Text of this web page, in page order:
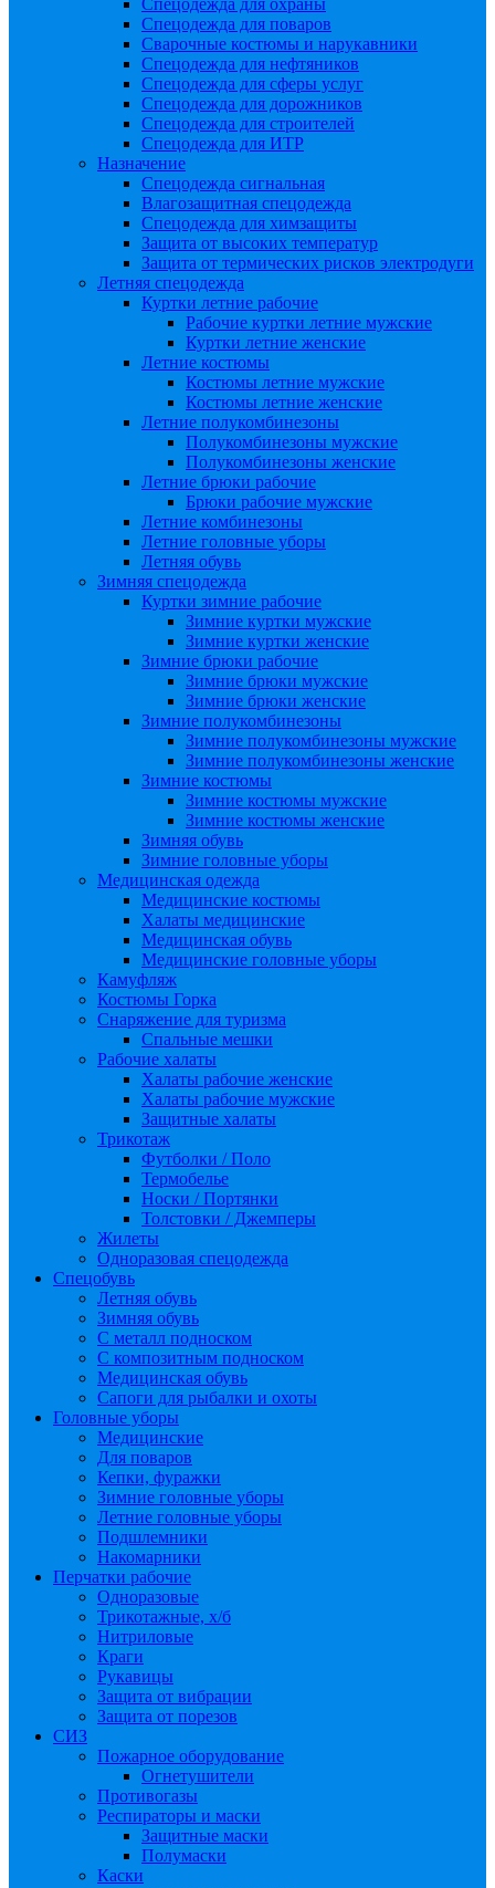
Спецодежда для охраны
Спецодежда для поваров
Сварочные костюмы и нарукавники
Спецодежда для нефтяников
Спецодежда для сферы услуг
Спецодежда для дорожников
Спецодежда для строителей
Спецодежда для ИТР
Назначение
Спецодежда сигнальная
Влагозащитная спецодежда
Спецодежда для химзащиты
Защита от высоких температур
Защита от термических рисков электродуги
Летняя спецодежда
Куртки летние рабочие
Рабочие куртки летние мужские
Куртки летние женские
Летние костюмы
Костюмы летние мужские
Костюмы летние женские
Летние полукомбинезоны
Полукомбинезоны мужские
Полукомбинезоны женские
Летние брюки рабочие
Брюки рабочие мужские
Летние комбинезоны
Летние головные уборы
Летняя обувь
Зимняя спецодежда
Куртки зимние рабочие
Зимние куртки мужские
Зимние куртки женские
Зимние брюки рабочие
Зимние брюки мужские
Зимние брюки женские
Зимние полукомбинезоны
Зимние полукомбинезоны мужские
Зимние полукомбинезоны женские
Зимние костюмы
Зимние костюмы мужские
Зимние костюмы женские
Зимняя обувь
Зимние головные уборы
Медицинская одежда
Медицинские костюмы
Халаты медицинские
Медицинская обувь
Медицинские головные уборы
Камуфляж
Костюмы Горка
Снаряжение для туризма
Спальные мешки
Рабочие халаты
Халаты рабочие женские
Халаты рабочие мужские
Защитные халаты
Трикотаж
Футболки / Поло
Термобелье
Носки / Портянки
Толстовки / Джемперы
Жилеты
Одноразовая спецодежда
Спецобувь
Летняя обувь
Зимняя обувь
С металл подноском
С композитным подноском
Медицинская обувь
Сапоги для рыбалки и охоты
Головные уборы
Медицинские
Для поваров
Кепки, фуражки
Зимние головные уборы
Летние головные уборы
Подшлемники
Накомарники
Перчатки рабочие
Одноразовые
Трикотажные, х/б
Нитриловые
Краги
Рукавицы
Защита от вибрации
Защита от порезов
СИЗ
Пожарное оборудование
Огнетушители
Противогазы
Респираторы и маски
Защитные маски
Полумаски
Каски